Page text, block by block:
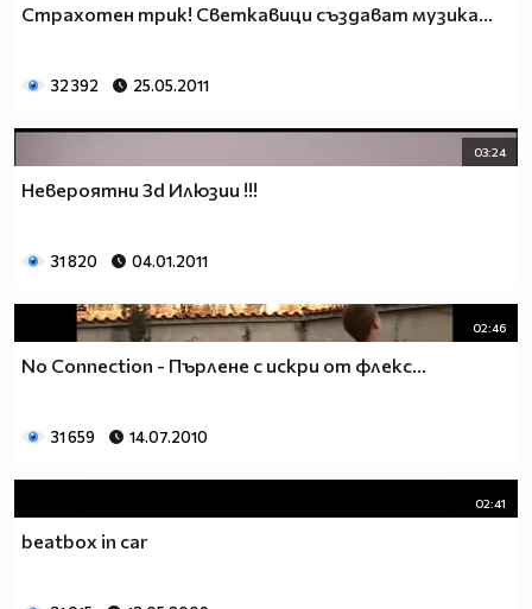
Страхотен трик! Светкавици създават музика...
32 392 25.05.2011
03:24
Невероятни 3d Илюзии !!!
31 820 04.01.2011
02:46
No Connection - Пърлене с искри от флекс...
31 659 14.07.2010
02:41
beatbox in car